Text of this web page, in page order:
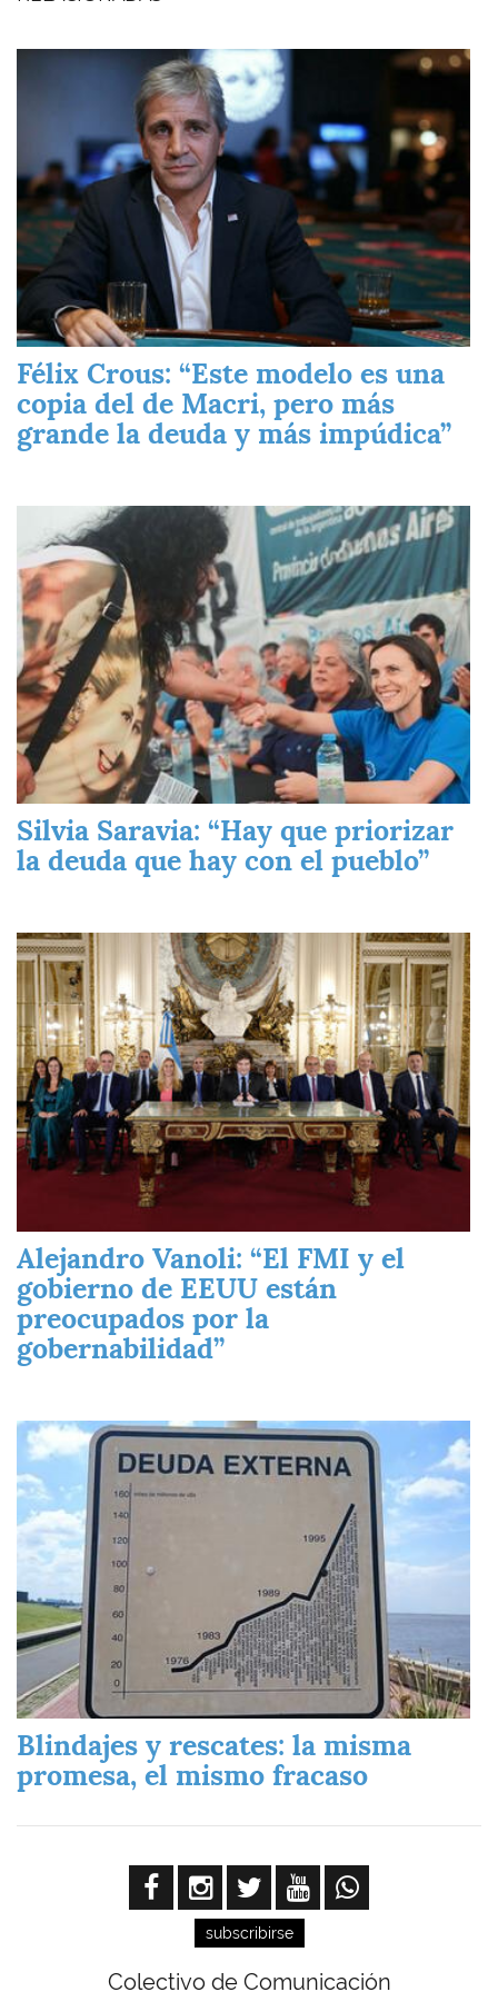
Imagen
Félix Crous: “Este modelo es una
copia del de Macri, pero más
grande la deuda y más impúdica”
Silvia Saravia: “Hay que priorizar
la deuda que hay con el pueblo”
Imagen
Alejandro Vanoli: “El FMI y el
gobierno de EEUU están
preocupados por la
gobernabilidad”
Imagen
Blindajes y rescates: la misma
promesa, el mismo fracaso
subscribirse
Colectivo de Comunicación